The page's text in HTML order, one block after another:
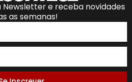
e receba novidades
as semanas!